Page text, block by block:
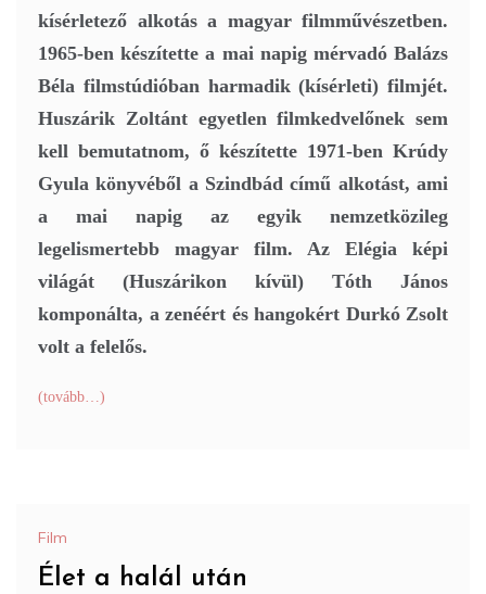
kísérletező alkotás a magyar filmművészetben.
1965-ben készítette a mai napig mérvadó Balázs
Béla filmstúdióban harmadik (kísérleti) filmjét.
Huszárik Zoltánt egyetlen filmkedvelőnek sem
kell bemutatnom, ő készítette 1971-ben Krúdy
Gyula könyvéből a Szindbád című alkotást, ami
a mai napig az egyik nemzetközileg
legelismertebb magyar film. Az Elégia képi
világát (Huszárikon kívül) Tóth János
komponálta, a zenéért és hangokért Durkó Zsolt
volt a felelős.
(tovább…)
Film
Élet a halál után